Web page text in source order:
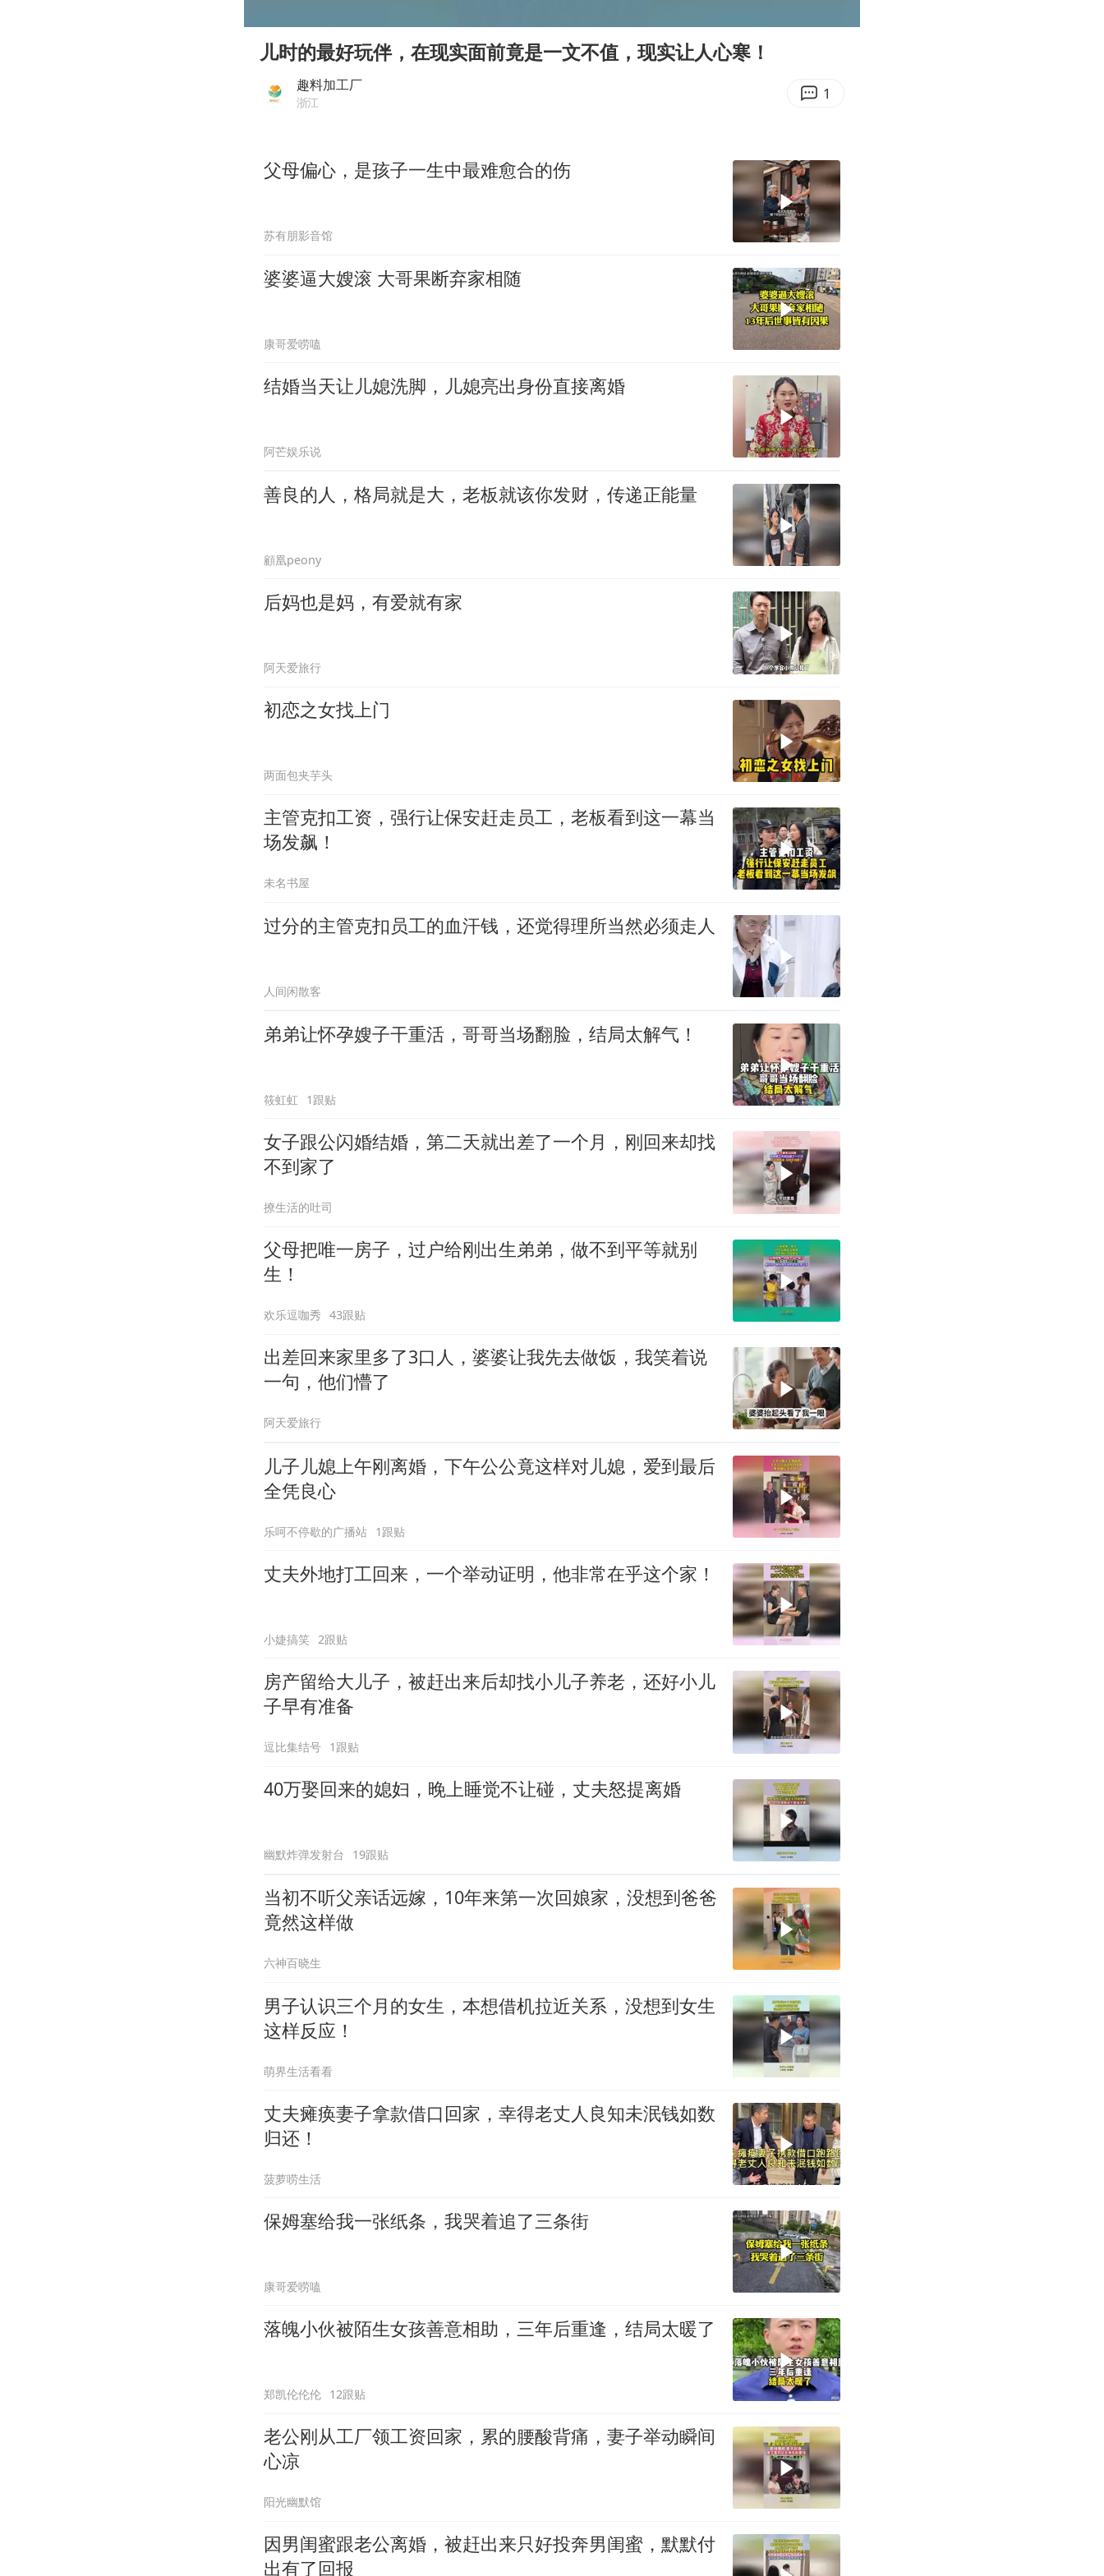
“深圳地面沉降致车辆损坏”不实
外交部发言人就广岛核爆81周年等答记者问
80后女柜员逆袭成4200亿银行副行长
儿时的最好玩伴，在现实面前竟是一文不值，现实让人心寒！
趣料加工厂
浙江 1
父母偏心，是孩子一生中最难愈合的伤
苏有朋影音馆
婆婆逼大嫂滚 大哥果断弃家相随
康哥爱唠嗑
结婚当天让儿媳洗脚，儿媳亮出身份直接离婚
阿芒娱乐说
善良的人，格局就是大，老板就该你发财，传递正能量
顧凰peony
后妈也是妈，有爱就有家
阿天爱旅行
初恋之女找上门
两面包夹芋头
主管克扣工资，强行让保安赶走员工，老板看到这一幕当
场发飙！
未名书屋
过分的主管克扣员工的血汗钱，还觉得理所当然必须走人
人间闲散客
弟弟让怀孕嫂子干重活，哥哥当场翻脸，结局太解气！
筱虹虹 1跟贴
女子跟公闪婚结婚，第二天就出差了一个月，刚回来却找
不到家了
撩生活的吐司
父母把唯一房子，过户给刚出生弟弟，做不到平等就别
生！
欢乐逗咖秀 43跟贴
出差回来家里多了3口人，婆婆让我先去做饭，我笑着说
一句，他们懵了
阿天爱旅行
儿子儿媳上午刚离婚，下午公公竟这样对儿媳，爱到最后
全凭良心
乐呵不停歇的广播站 1跟贴
丈夫外地打工回来，一个举动证明，他非常在乎这个家！
小婕搞笑 2跟贴
房产留给大儿子，被赶出来后却找小儿子养老，还好小儿
子早有准备
逗比集结号 1跟贴
40万娶回来的媳妇，晚上睡觉不让碰，丈夫怒提离婚
幽默炸弹发射台 19跟贴
当初不听父亲话远嫁，10年来第一次回娘家，没想到爸爸
竟然这样做
六神百晓生
男子认识三个月的女生，本想借机拉近关系，没想到女生
这样反应！
萌界生活看看
丈夫瘫痪妻子拿款借口回家，幸得老丈人良知未泯钱如数
归还！
菠萝唠生活
保姆塞给我一张纸条，我哭着追了三条街
康哥爱唠嗑
落魄小伙被陌生女孩善意相助，三年后重逢，结局太暖了
郑凯伦伦伦 12跟贴
老公刚从工厂领工资回家，累的腰酸背痛，妻子举动瞬间
心凉
阳光幽默馆
因男闺蜜跟老公离婚，被赶出来只好投奔男闺蜜，默默付
出有了回报